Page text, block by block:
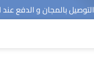
التوصيل بالمجان و الدفع عند